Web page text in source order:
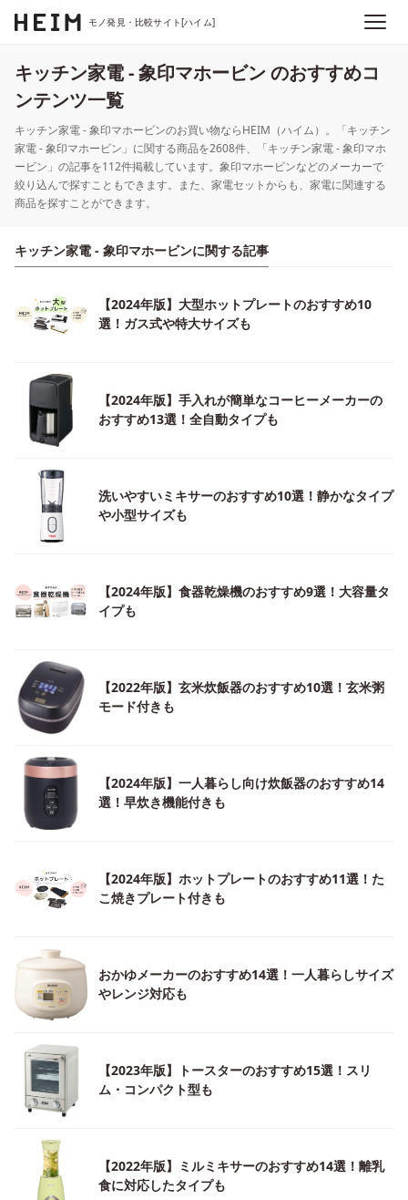
モノ発見・比較サイト[ハイム]
キッチン家電 - 象印マホービン のおすすめコ
ンテンツ一覧
キッチン家電 - 象印マホービンのお買い物ならHEIM（ハイム）。「キッチン
家電 - 象印マホービン」に関する商品を2608件、「キッチン家電 - 象印マホ
ービン」の記事を112件掲載しています。象印マホービンなどのメーカーで
絞り込んで探すこともできます。また、家電セットからも、家電に関連する
商品を探すことができます。
キッチン家電 - 象印マホービンに関する記事
【2024年版】大型ホットプレートのおすすめ10
選！ガス式や特大サイズも
【2024年版】手入れが簡単なコーヒーメーカーの
おすすめ13選！全自動タイプも
洗いやすいミキサーのおすすめ10選！静かなタイプ
や小型サイズも
【2024年版】食器乾燥機のおすすめ9選！大容量タ
イプも
【2022年版】玄米炊飯器のおすすめ10選！玄米粥
モード付きも
【2024年版】一人暮らし向け炊飯器のおすすめ14
選！早炊き機能付きも
【2024年版】ホットプレートのおすすめ11選！た
こ焼きプレート付きも
おかゆメーカーのおすすめ14選！一人暮らしサイズ
やレンジ対応も
【2023年版】トースターのおすすめ15選！スリ
ム・コンパクト型も
【2022年版】ミルミキサーのおすすめ14選！離乳
食に対応したタイプも